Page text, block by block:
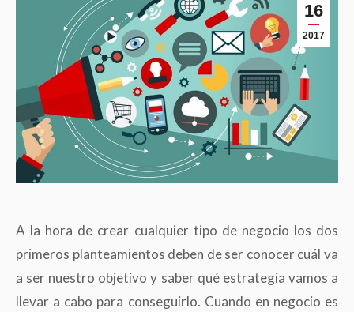
16
2017
A la hora de crear cualquier tipo de negocio los dos
primeros planteamientos deben de ser conocer cuál va
a ser nuestro objetivo y saber qué estrategia vamos a
llevar a cabo para conseguirlo. Cuando en negocio es